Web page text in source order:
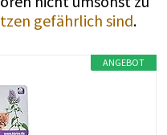
gefährlich sind.
ANGEBOT